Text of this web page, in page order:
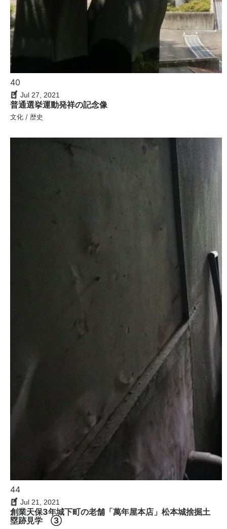
40
Jul 27, 2021
普通選挙運動発祥の記念像
文化 / 歴史
44
Jul 21, 2021
創業天保3年城下町の老舗「萬年屋本店」松本城捨掘土
塁跡見学 ③